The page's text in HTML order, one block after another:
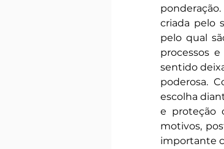
criada pelo
pelo qual
processos
sentido
poderosa.
escolha
e proteção
motivos,
importante